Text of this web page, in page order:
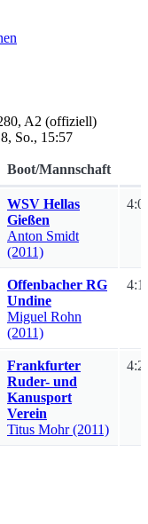
LG
, A2 (offiziell)
, So., 15:57
Boot/Mannschaft
WSV Hellas
Gießen
Anton Smidt
(2011)
Offenbacher RG
Undine
Miguel Rohn
(2011)
Frankfurter
Ruder- und
Kanusport
Verein
Titus Mohr (2011)